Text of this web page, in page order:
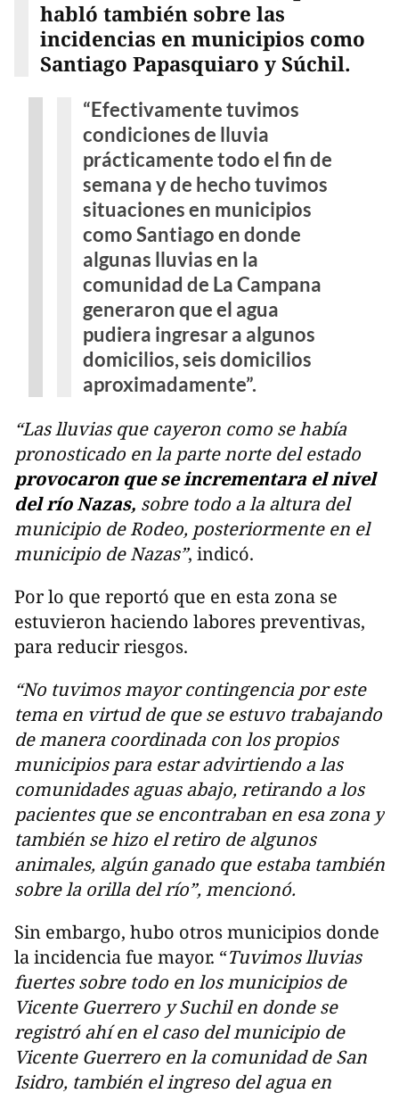
habló también sobre las
incidencias en municipios como
Santiago Papasquiaro y Súchil.
“Efectivamente tuvimos
condiciones de lluvia
prácticamente todo el fin de
semana y de hecho tuvimos
situaciones en municipios
como Santiago en donde
algunas lluvias en la
comunidad de La Campana
generaron que el agua
pudiera ingresar a algunos
domicilios, seis domicilios
aproximadamente”.
“Las lluvias que cayeron como se había
pronosticado en la parte norte del estado
provocaron que se incrementara el nivel
del río Nazas, sobre todo a la altura del
municipio de Rodeo, posteriormente en el
municipio de Nazas”, indicó.
Por lo que reportó que en esta zona se
estuvieron haciendo labores preventivas,
para reducir riesgos.
“No tuvimos mayor contingencia por este
tema en virtud de que se estuvo trabajando
de manera coordinada con los propios
municipios para estar advirtiendo a las
comunidades aguas abajo, retirando a los
pacientes que se encontraban en esa zona y
también se hizo el retiro de algunos
animales, algún ganado que estaba también
sobre la orilla del río”, mencionó.
Sin embargo, hubo otros municipios donde
la incidencia fue mayor. “Tuvimos lluvias
fuertes sobre todo en los municipios de
Vicente Guerrero y Suchil en donde se
registró ahí en el caso del municipio de
Vicente Guerrero en la comunidad de San
Isidro, también el ingreso del agua en